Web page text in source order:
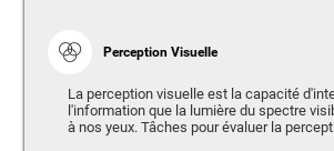
Perception Visuelle
La perception visuelle est la capacité
l'information que la lumière du spectre
à nos yeux. Tâches pour évaluer la